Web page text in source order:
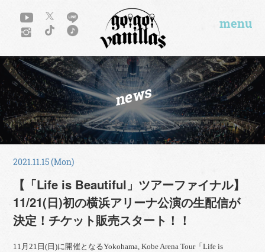
menu
news
2021.11.15 (Mon)
【「Life is Beautiful」ツアーファイナル】
11/21(日)初の横浜アリーナ公演の生配信が
決定！チケット販売スタート！！
11月21日(日)に開催となるYokohama, Kobe Arena Tour「Life is